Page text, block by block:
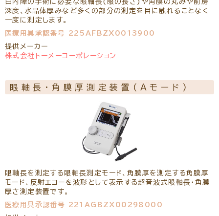
深度、水晶体厚みなど多くの部分の測定を目に触れることなく
一度に測定します。
医療用具承認番号 225AFBZX0013900
提供メーカー
株式会社トーメーコーポレーション
眼軸長・角膜厚測定装置(Aモード)
眼軸長を測定する眼軸長測定モード、角膜厚を測定する角膜厚
モード、反射エコーを波形として表示する超音波式眼軸長・角膜
厚さ測定装置です。
医療用具承認番号 221AGBZX00298000